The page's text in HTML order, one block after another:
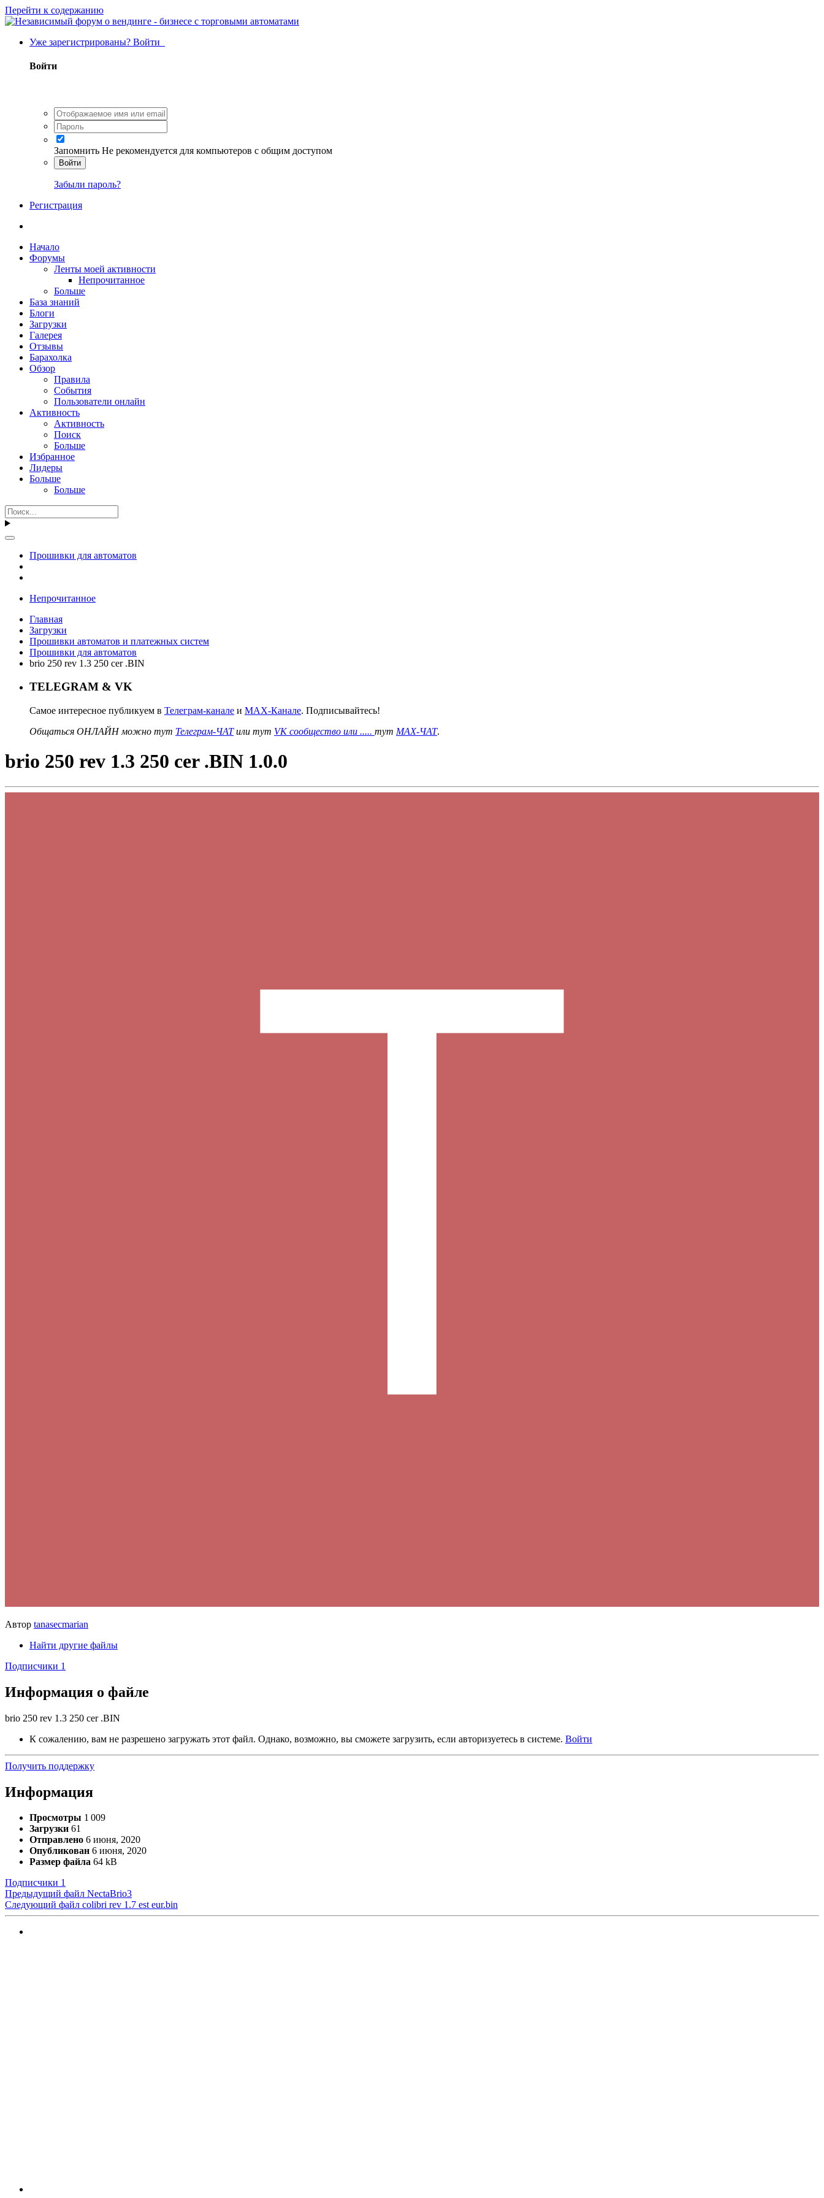
Перейти к содержанию
Уже зарегистрированы? Войти
Войти
Запомнить Не рекомендуется для компьютеров с общим доступом
Войти
Забыли пароль?
Регистрация
Начало
Форумы
Ленты моей активности
Непрочитанное
Больше
База знаний
Блоги
Загрузки
Галерея
Отзывы
Барахолка
Обзор
Правила
События
Пользователи онлайн
Активность
Активность
Поиск
Больше
Избранное
Лидеры
Больше
Больше
Прошивки для автоматов
Непрочитанное
Главная
Загрузки
Прошивки автоматов и платежных систем
Прошивки для автоматов
brio 250 rev 1.3 250 cer .BIN
TELEGRAM & VK
Самое интересное публикуем в Телеграм-канале и MAX-Канале. Подписывайтесь!
Общаться ОНЛАЙН можно тут Телеграм-ЧАТили тут VK сообщество или ..... тут MAX-ЧАТ.
brio 250 rev 1.3 250 cer .BIN 1.0.0
Автор tanasecmarian
Найти другие файлы
Подписчики 1
Информация о файле
brio 250 rev 1.3 250 cer .BIN
К сожалению, вам не разрешено загружать этот файл. Однако, возможно, вы сможете загрузить, если авторизуетесь в системе. Войти
Получить поддержку
Информация
Просмотры 1 009
Загрузки 61
Отправлено 6 июня, 2020
Опубликован 6 июня, 2020
Размер файла 64 kB
Подписчики 1
Предыдущий файл NectaBrio3
Следующий файл colibri rev 1.7 est eur.bin